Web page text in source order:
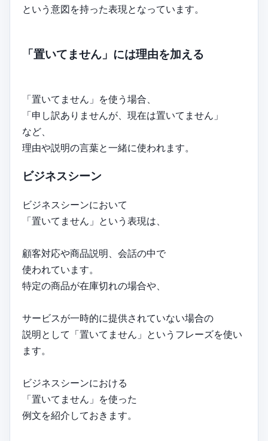
という意図を持った表現となっています。
「置いてません」には理由を加える
「置いてません」を使う場合、
「申し訳ありませんが、現在は置いてません」
など、
理由や説明の言葉と一緒に使われます。
ビジネスシーン
ビジネスシーンにおいて
「置いてません」という表現は、
顧客対応や商品説明、会話の中で
使われています。
特定の商品が在庫切れの場合や、
サービスが一時的に提供されていない場合の
説明として「置いてません」というフレーズを使い
ます。
ビジネスシーンにおける
「置いてません」を使った
例文を紹介しておきます。